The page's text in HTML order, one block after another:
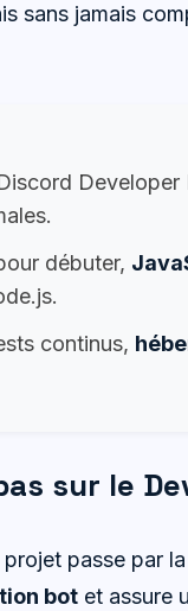
sans jamais
débuter,
continus,
sur le
passe par
bot et assure